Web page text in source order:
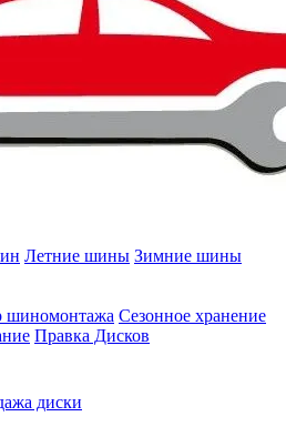
Летние шины Зимние шины
шиномонтажа Сезонное хранение
Правка Дисков
диски